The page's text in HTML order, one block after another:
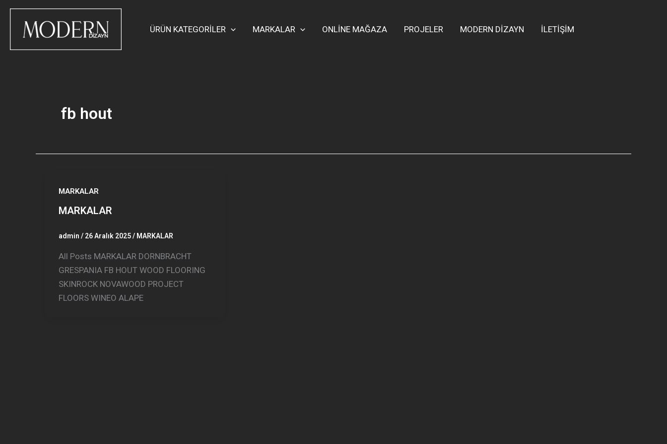
İçeriğe
ÜRÜN KATEGORİLER
MARKALAR ONLİNE MAĞAZA PROJELER MODERN DİZAYN İLETİŞİM
fb hout
MARKALAR
MARKALAR
admin / 26 Aralık 2025/ MARKALAR
All Posts MARKALAR DORNBRACHT
GRESPANIA FB HOUT WOOD FLOORING
SKINROCK NOVAWOOD PROJECT
FLOORS WINEO ALAPE